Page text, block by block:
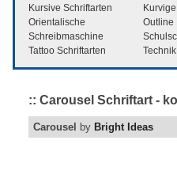
Kursive Schriftarten
Orientalische
Outline
Schreibmaschine
Tattoo Schriftarten
:: Carousel Schriftart -
Carousel by Bright Ideas